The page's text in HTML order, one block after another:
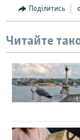
Поділитись
Читайте